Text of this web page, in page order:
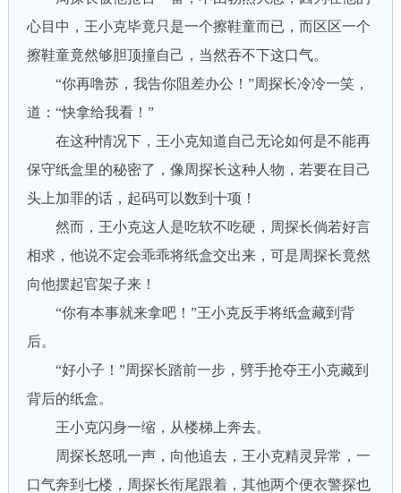
心目中，王小克毕竟只是一个擦鞋童而已，而区区一个
擦鞋童竟然够胆顶撞自己，当然吞不下这口气。
“你再噜苏，我告你阻差办公！”周探长冷冷一笑，
道：“快拿给我看！”
在这种情况下，王小克知道自己无论如何是不能再
保守纸盒里的秘密了，像周探长这种人物，若要在目己
头上加罪的话，起码可以数到十项！
然而，王小克这人是吃软不吃硬，周探长倘若好言
相求，他说不定会乖乖将纸盒交出来，可是周探长竟然
向他摆起官架子来！
“你有本事就来拿吧！”王小克反手将纸盒藏到背
后。
“好小子！”周探长踏前一步，劈手抢夺王小克藏到
背后的纸盒。
王小克闪身一缩，从楼梯上奔去。
周探长怒吼一声，向他追去，王小克精灵异常，一
口气奔到七楼，周探长衔尾跟着，其他两个便衣警探也